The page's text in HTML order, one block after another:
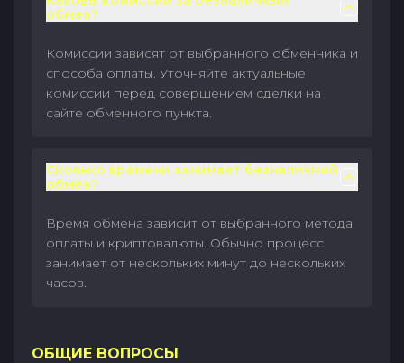
обмен?
Комиссии зависят от выбранного обменника и
способа оплаты. Уточняйте актуальные
комиссии перед совершением сделки на
сайте обменного пункта.
Сколько времени занимает безналичный
обмен?
Время обмена зависит от выбранного метода
оплаты и криптовалюты. Обычно процесс
занимает от нескольких минут до нескольких
часов.
ОБЩИЕ ВОПРОСЫ